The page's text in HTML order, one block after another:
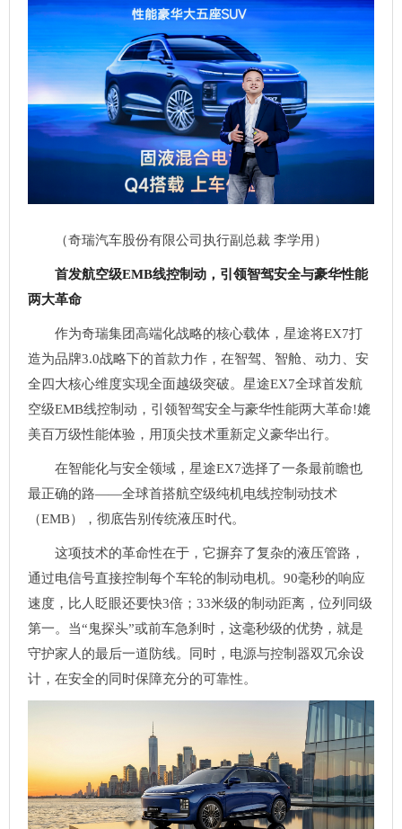
（奇瑞汽车股份有限公司执行副总裁 李学用）
首发航空级EMB线控制动，引领智驾安全与豪华性能
两大革命
作为奇瑞集团高端化战略的核心载体，星途将EX7打
造为品牌3.0战略下的首款力作，在智驾、智舱、动力、安
全四大核心维度实现全面越级突破。星途EX7全球首发航
空级EMB线控制动，引领智驾安全与豪华性能两大革命!媲
美百万级性能体验，用顶尖技术重新定义豪华出行。
在智能化与安全领域，星途EX7选择了一条最前瞻也
最正确的路——全球首搭航空级纯机电线控制动技术
（EMB），彻底告别传统液压时代。
这项技术的革命性在于，它摒弃了复杂的液压管路，
通过电信号直接控制每个车轮的制动电机。90毫秒的响应
速度，比人眨眼还要快3倍；33米级的制动距离，位列同级
第一。当“鬼探头”或前车急刹时，这毫秒级的优势，就是
守护家人的最后一道防线。同时，电源与控制器双冗余设
计，在安全的同时保障充分的可靠性。